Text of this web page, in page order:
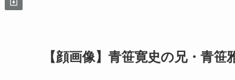
【顔画像】青笹寛史の兄・青